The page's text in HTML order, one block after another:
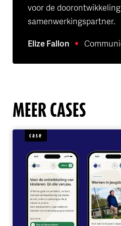
voor de
samenwerkingspartner.
Elize Fallon
MEER CASES
case